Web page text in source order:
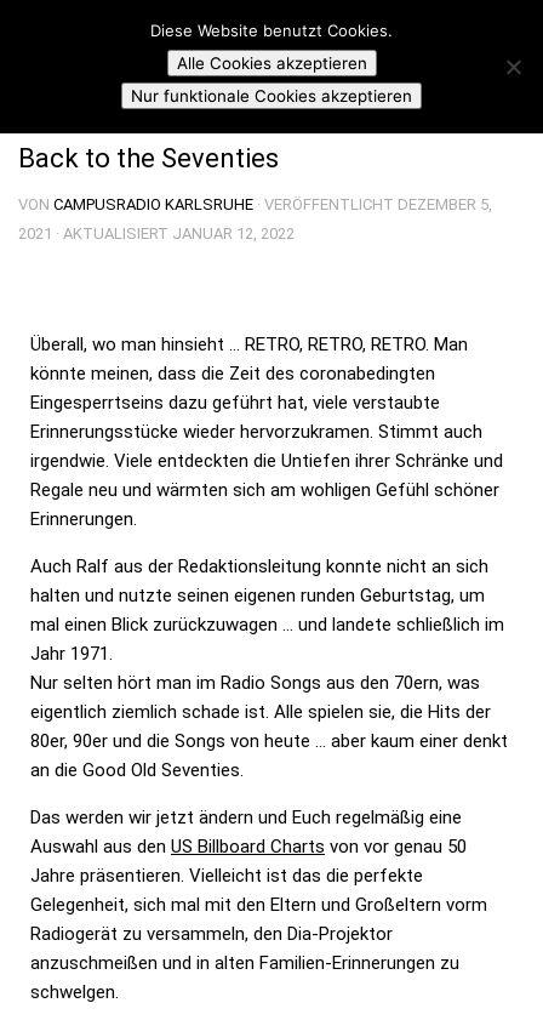
Skip to content
Campusradio Karlsruhe
FUNKY FLASHBACK
Back to the Seventies
VON CAMPUSRADIO KARLSRUHE · VERÖFFENTLICHT DEZEMBER 5,
2021 · AKTUALISIERT JANUAR 12, 2022
Überall, wo man hinsieht … RETRO, RETRO, RETRO. Man
könnte meinen, dass die Zeit des coronabedingten
Eingesperrtseins dazu geführt hat, viele verstaubte
Erinnerungsstücke wieder hervorzukramen. Stimmt auch
irgendwie. Viele entdeckten die Untiefen ihrer Schränke und
Regale neu und wärmten sich am wohligen Gefühl schöner
Erinnerungen.
Auch Ralf aus der Redaktionsleitung konnte nicht an sich
halten und nutzte seinen eigenen runden Geburtstag, um
mal einen Blick zurückzuwagen … und landete schließlich im
Jahr 1971.
Nur selten hört man im Radio Songs aus den 70ern, was
eigentlich ziemlich schade ist. Alle spielen sie, die Hits der
80er, 90er und die Songs von heute … aber kaum einer denkt
an die Good Old Seventies.
Das werden wir jetzt ändern und Euch regelmäßig eine
Auswahl aus den US Billboard Charts von vor genau 50
Jahre präsentieren. Vielleicht ist das die perfekte
Gelegenheit, sich mal mit den Eltern und Großeltern vorm
Radiogerät zu versammeln, den Dia-Projektor
anzuschmeißen und in alten Familien-Erinnerungen zu
schwelgen.
Diese Website benutzt Cookies.
Alle Cookies akzeptieren
Nur funktionale Cookies akzeptieren